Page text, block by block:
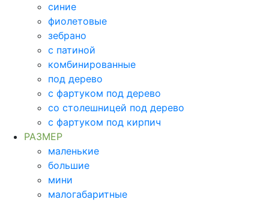
синие
фиолетовые
зебрано
с патиной
комбинированные
под дерево
с фартуком под дерево
со столешницей под дерево
с фартуком под кирпич
РАЗМЕР
маленькие
большие
мини
малогабаритные